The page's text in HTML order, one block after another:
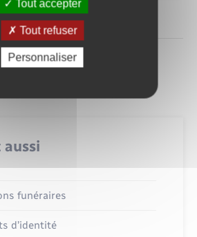
légale et administrative
baseo.io
aussi
funéraires
d’identité
Tout accepter
Tout refuser
Personnaliser